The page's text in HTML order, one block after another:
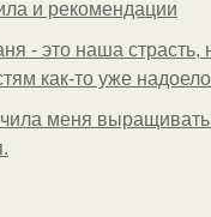
и рекомендации
- это наша страсть,
как-то уже
меня